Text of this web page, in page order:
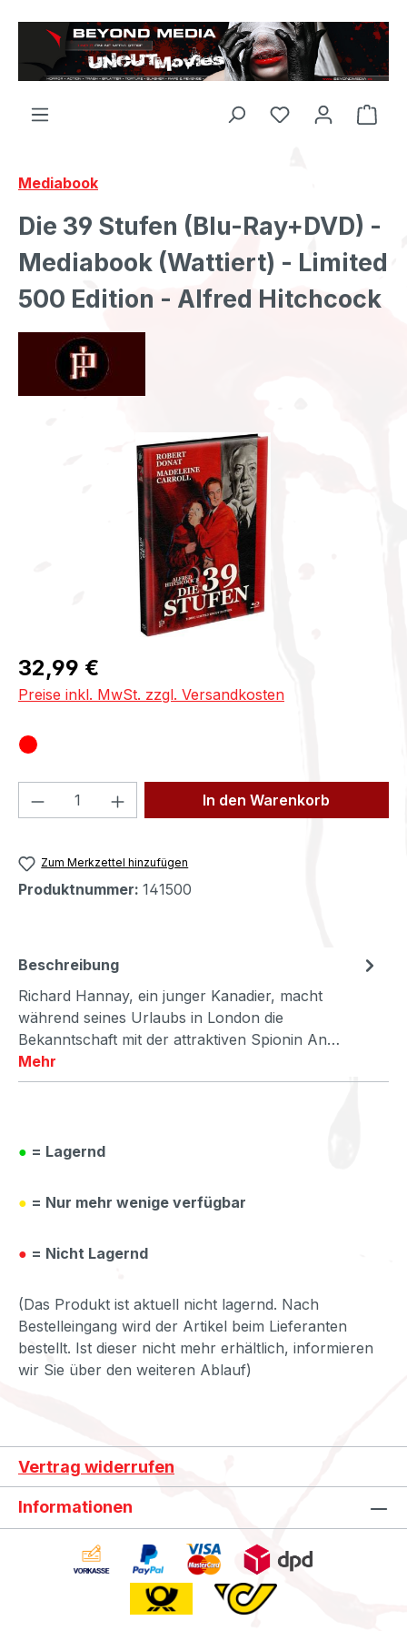
Zum Hauptinhalt springen
Mediabook
Die 39 Stufen (Blu-Ray+DVD) -
Mediabook (Wattiert) - Limited
500 Edition - Alfred Hitchcock
Bildergalerie überspringen
Regulärer Preis:
32,99 €
Preise inkl. MwSt. zzgl. Versandkosten
Produkt Anzahl: Gib denIn den Warenkorb
Zum Merkzettel hinzufügen
Produktnummer: 141500
Beschreibung
Richard Hannay, ein junger Kanadier, macht
während seines Urlaubs in London die
Bekanntschaft mit der attraktiven Spionin An…
Mehr
● = Lagernd
● = Nur mehr wenige verfügbar
● = Nicht Lagernd
(Das Produkt ist aktuell nicht lagernd. Nach
Bestelleingang wird der Artikel beim Lieferanten
bestellt. Ist dieser nicht mehr erhältlich, informieren
wir Sie über den weiteren Ablauf)
Vertrag widerrufen
Informationen